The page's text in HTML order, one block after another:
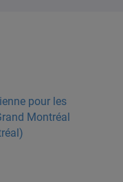
pour les
Montréal